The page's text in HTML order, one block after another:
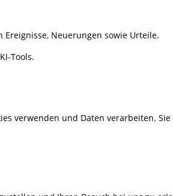
Neuerungen sowie Urteile.
Tools.
verwenden und Daten verarbeiten.